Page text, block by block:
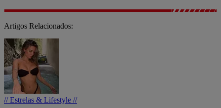
Artigos Relacionados:
// Estrelas & Lifestyle //